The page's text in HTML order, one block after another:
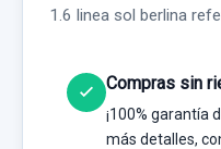
1.6 linea sol berlina
Compras sin
¡100% garantía
más detalles,